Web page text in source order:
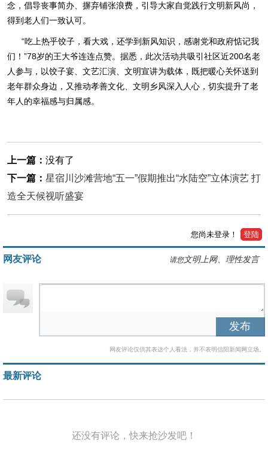
念，倡导丧事简办、摒弃铺张浪费，引导大家自觉践行文明新风尚，
得到老人们一致认可。
“吃上热乎饺子，看大戏，还学到新风知识，感谢党和政府惦记我
们！”78岁的王大爷连连点赞。据悉，此次活动共吸引社区近200名老
人参与，以饺子宴、文艺汇演、文明宣讲为载体，既把暖心关怀送到
老年群众身边，又推动孝善文化、文明乡风深入人心，切实提升了老
年人的幸福感与归属感。
上一篇： 没有了
下一篇： 星宿川沙滩营地“五一”假期推出“水陆空”立体演艺 打
造全天候视听盛宴
您尚未登录！ 登陆
请您文明上网、理性发言
网友评论
发布
网友评论仅供其表达个人看法，并不表明信阳新闻网立场。
最新评论
还没有评论，快来抢沙发吧！